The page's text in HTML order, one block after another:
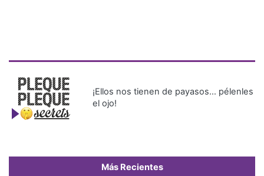
¡Ellos nos tienen de payasos… pélenles
el ojo!
Más Recientes